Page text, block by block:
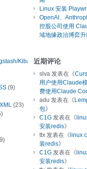
Kibana
(9)
(23)
Linux 安装
OpenAI、
控股公司使用
域地缘政治博弈升
近期评论
slva 发表在《
用户使用Claude
费使用Claude
adu 发表在《
包》
C1G 发表在《
安装redis》
ttx 发表在《 linux
装redis》
C1G 发表在《
安装redis》